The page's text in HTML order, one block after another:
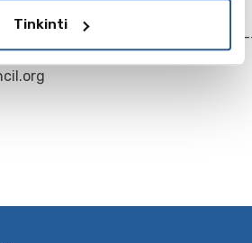
Tinkinti
Education